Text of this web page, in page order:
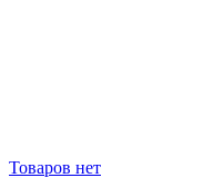
Товаров нет